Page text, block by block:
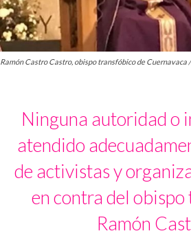
Ramón Castro Castro, obispo transfóbico de Cuernavaca
Ninguna autoridad o
atendido
de activistas y
en contra del
Ramón